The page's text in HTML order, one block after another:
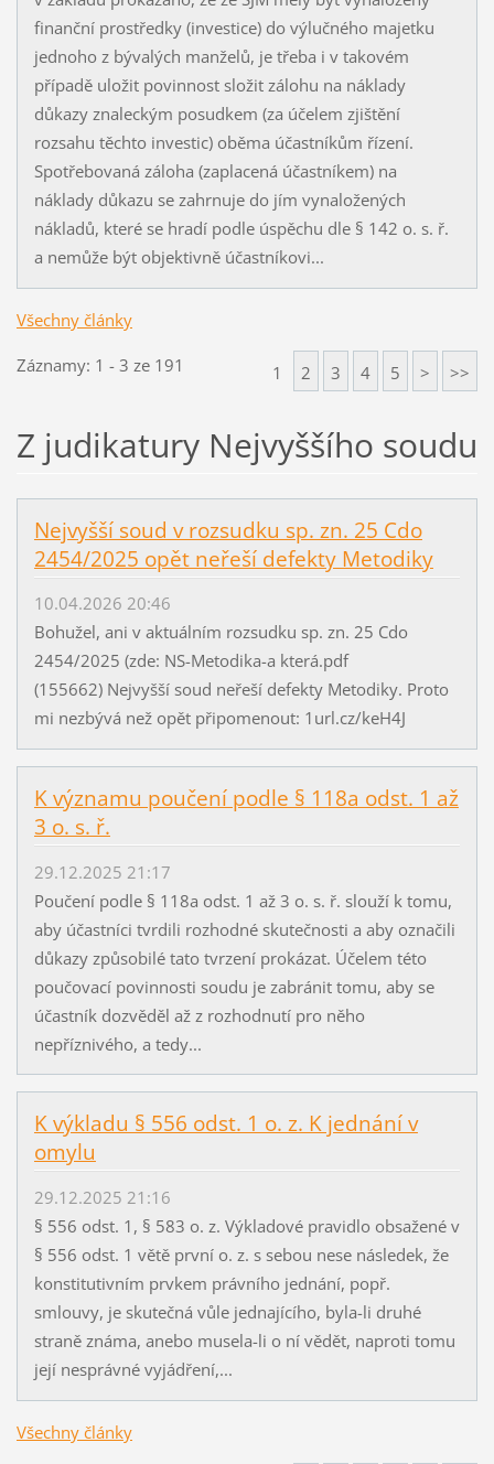
finanční prostředky (investice) do výlučného majetku
jednoho z bývalých manželů, je třeba i v takovém
případě uložit povinnost složit zálohu na náklady
důkazy znaleckým posudkem (za účelem zjištění
rozsahu těchto investic) oběma účastníkům řízení.
Spotřebovaná záloha (zaplacená účastníkem) na
náklady důkazu se zahrnuje do jím vynaložených
nákladů, které se hradí podle úspěchu dle § 142 o. s. ř.
a nemůže být objektivně účastníkovi...
Všechny články
Záznamy: 1 - 3 ze 191 1 2 3 4 5 > >>
Z judikatury Nejvyššího soudu
Nejvyšší soud v rozsudku sp. zn. 25 Cdo
2454/2025 opět neřeší defekty Metodiky
10.04.2026 20:46
Bohužel, ani v aktuálním rozsudku sp. zn. 25 Cdo
2454/2025 (zde: NS-Metodika-a která.pdf
(155662) Nejvyšší soud neřeší defekty Metodiky. Proto
mi nezbývá než opět připomenout: 1url.cz/keH4J
K významu poučení podle § 118a odst. 1 až
3 o. s. ř.
29.12.2025 21:17
Poučení podle § 118a odst. 1 až 3 o. s. ř. slouží k tomu,
aby účastníci tvrdili rozhodné skutečnosti a aby označili
důkazy způsobilé tato tvrzení prokázat. Účelem této
poučovací povinnosti soudu je zabránit tomu, aby se
účastník dozvěděl až z rozhodnutí pro něho
nepříznivého, a tedy...
K výkladu § 556 odst. 1 o. z. K jednání v
omylu
29.12.2025 21:16
§ 556 odst. 1, § 583 o. z. Výkladové pravidlo obsažené v
§ 556 odst. 1 větě první o. z. s sebou nese následek, že
konstitutivním prvkem právního jednání, popř.
smlouvy, je skutečná vůle jednajícího, byla-li druhé
straně známa, anebo musela-li o ní vědět, naproti tomu
její nesprávné vyjádření,...
Všechny články